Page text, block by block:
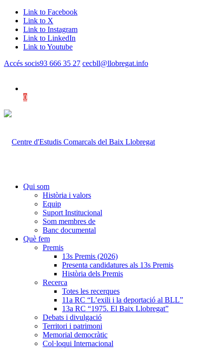
Link to Facebook
Link to X
Link to Instagram
Link to LinkedIn
Link to Youtube
Accés socis93 666 35 27 cecbll@llobregat.info
0
Qui som
Història i valors
Equip
Suport Institucional
Som membres de
Banc documental
Què fem
Premis
13s Premis (2026)
Presenta candidatures als 13s Premis
Història dels Premis
Recerca
Totes les recerques
11a RC “L’exili i la deportació al BLL”
13a RC “1975. El Baix Llobregat”
Debats i divulgació
Territori i patrimoni
Memorial democràtic
Col·loqui Internacional